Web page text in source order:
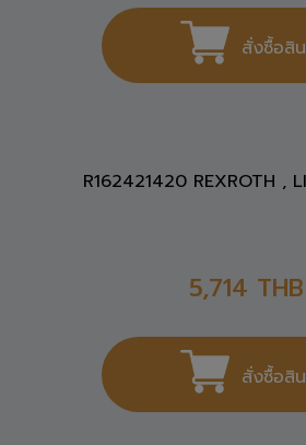
สั่งซื้อสิ
R162421420 REXROTH ,
5,714 THB
สั่งซื้อสิ